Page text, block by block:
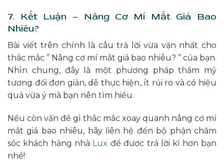
7. Kết Luận – Nâng Cơ Mí Mắt Giá Bao
Nhiêu?
Bài viết trên chính là câu trả lời vừa vặn nhất cho
thắc mắc ” Nâng cơ mí mắt giá bao nhiêu? ” của bạn.
Nhìn chung, đây là một phương pháp thẩm mỹ
tương đối đơn giản, dễ thực hiện, ít rủi ro và có hiệu
quả vừa ý mà bạn nên tìm hiểu.
Nếu còn vấn đề gì thắc mắc xoay quanh nâng cơ mí
mắt giá bao nhiêu, hãy liên hệ đến bộ phận chăm
sóc khách hàng nhà Lux để được trả lời kĩ hơn bạn
nhé!